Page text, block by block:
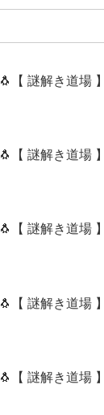
🐧【 謎解き道場
🐧【 謎解き道場
🐧【 謎解き道場
🐧【 謎解き道場
🐧【 謎解き道場